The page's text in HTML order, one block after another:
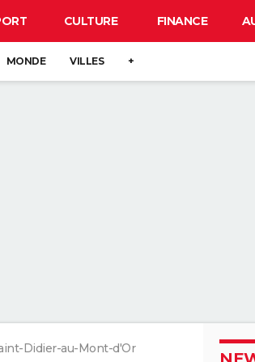
CULTURE FINANCE
MONDE VILLES +
Didier-au-Mont-d'Or